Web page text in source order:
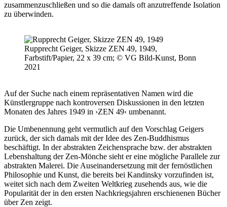
zusammenzuschließen und so die damals oft anzutreffende Isolation
zu überwinden.
Rupprecht Geiger, Skizze ZEN 49, 1949,
Farbstift/Papier, 22 x 39 cm; © VG Bild-Kunst, Bonn
2021
Auf der Suche nach einem repräsentativen Namen wird die
Künstlergruppe nach kontroversen Diskussionen in den letzten
Monaten des Jahres 1949 in ›ZEN 49‹ umbenannt.
Die Umbenennung geht vermutlich auf den Vorschlag Geigers
zurück, der sich damals mit der Idee des Zen-Buddhismus
beschäftigt. In der abstrakten Zeichensprache bzw. der abstrakten
Lebenshaltung der Zen-Mönche sieht er eine mögliche Parallele zur
abstrakten Malerei. Die Auseinandersetzung mit der fernöstlichen
Philosophie und Kunst, die bereits bei Kandinsky vorzufinden ist,
weitet sich nach dem Zweiten Weltkrieg zusehends aus, wie die
Popularität der in den ersten Nachkriegsjahren erschienenen Bücher
über Zen zeigt.